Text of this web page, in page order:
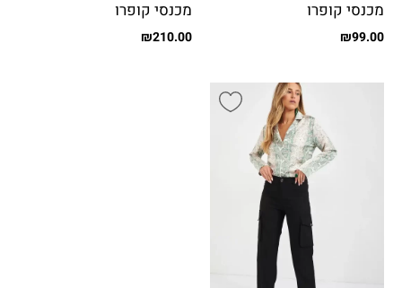
מכנסי קופרו
₪99.00
מכנסי קופרו
₪210.00